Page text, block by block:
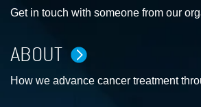
Get in touch with someone from our
ABOUT
How we advance cancer treatment